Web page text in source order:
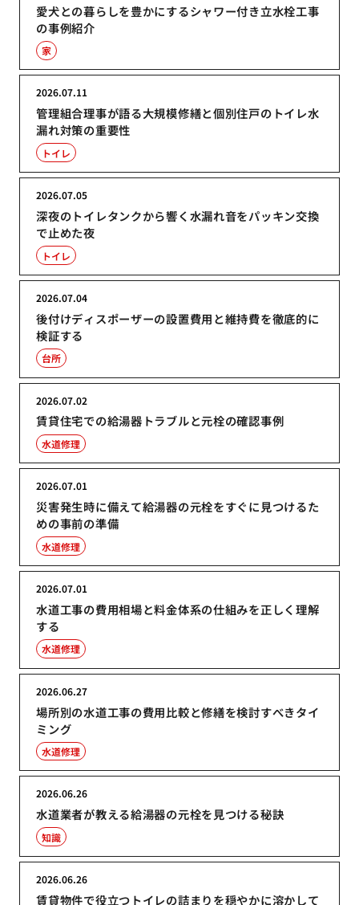
愛犬との暮らしを豊かにするシャワー付き立水栓工事
の事例紹介
家
管理組合理事が語る大規模修繕と個別住戸のトイレ水
漏れ対策の重要性
2026.07.11
トイレ
深夜のトイレタンクから響く水漏れ音をパッキン交換
で止めた夜
2026.07.05
トイレ
後付けディスポーザーの設置費用と維持費を徹底的に
検証する
2026.07.04
台所
賃貸住宅での給湯器トラブルと元栓の確認事例
2026.07.02
水道修理
災害発生時に備えて給湯器の元栓をすぐに見つけるた
めの事前の準備
2026.07.01
水道修理
水道工事の費用相場と料金体系の仕組みを正しく理解
する
2026.07.01
水道修理
場所別の水道工事の費用比較と修繕を検討すべきタイ
ミング
2026.06.27
水道修理
水道業者が教える給湯器の元栓を見つける秘訣
2026.06.26
知識
賃貸物件で役立つトイレの詰まりを穏やかに溶かして
2026.06.26